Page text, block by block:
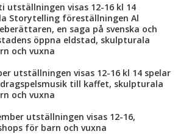
utställningen visas 12-16 kl 14
Storytelling föreställningen Al
en saga på svenska och
öppna eldstad, skulpturala
och vuxna
utställningen visas 12-16 kl 14 spelar
till kaffet, skulpturala
och vuxna
utställningen visas 12-16,
för barn och vuxna